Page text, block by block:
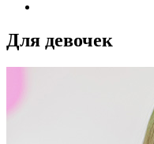
Для девочек